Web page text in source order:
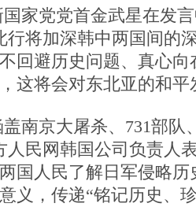
家党党首金武星在发
行将加深韩中两国间的
回避历史问题、真心
这将会对东北亚的和
南京大屠杀、731部队
人民网韩国公司负责人
国人民了解日军侵略
义，传递“铭记历史、